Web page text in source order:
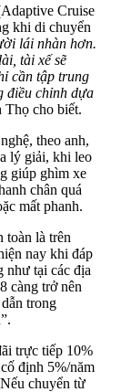
Cruise
khi di chuyển
lái nhàn hơn.
tài xế sẽ
cần tập trung
điều chỉnh dựa
Thọ cho biết.
theo anh,
lý giải, khi leo
giúp ghìm xe
chân quá
mất phanh.
toàn là trên
nay khi đáp
như tại các địa
càng trở nên
trong
trực tiếp 10%
định 5%/năm
chuyển từ